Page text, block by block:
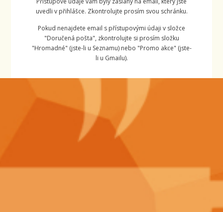
uvedli v přihlášce. Zkontrolujte prosím svou schránku.
Pokud nenajdete email s přístupovými údaji v složce
"Doručená pošta", zkontrolujte si prosím složku
"Hromadné" (jste-li u Seznamu) nebo "Promo akce" (jste-
li u Gmailu).